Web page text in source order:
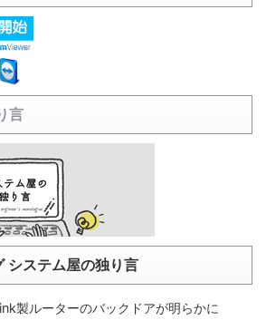
言
システム屋の独り言
製ルーターのバックドアが明らかに